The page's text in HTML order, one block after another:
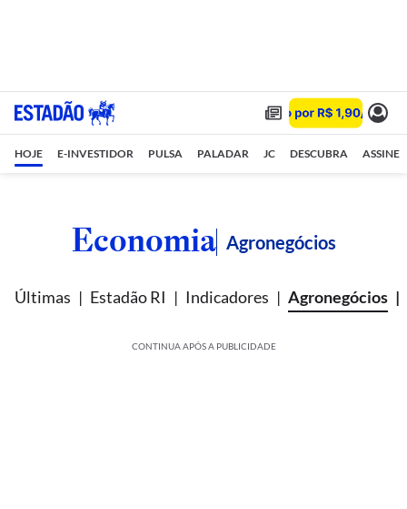
HOJE E-INVESTIDOR PULSA PALADAR JC DESCUBRA ASSINE
Economia Agronegócios
Últimas Estadão RI Indicadores Agronegócios
CONTINUA APÓS A PUBLICIDADE